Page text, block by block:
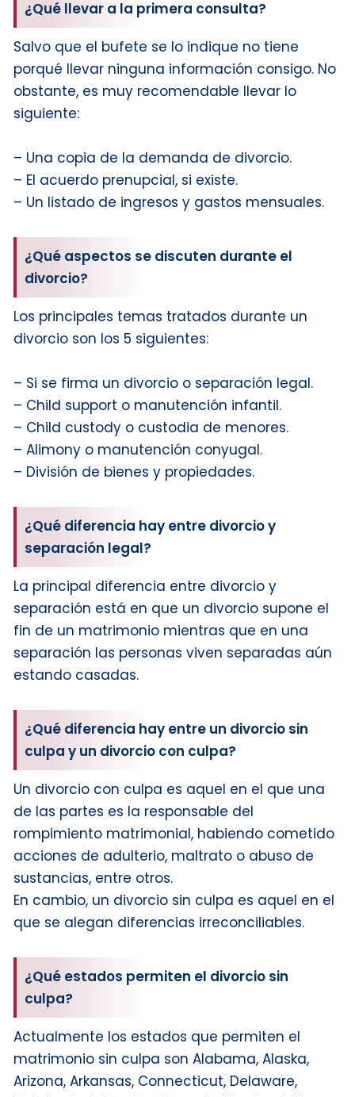
¿Qué llevar a la primera consulta?
Salvo que el bufete se lo indique no tiene
porqué llevar ninguna información consigo. No
obstante, es muy recomendable llevar lo
siguiente:
– Una copia de la demanda de divorcio.
– El acuerdo prenupcial, si existe.
– Un listado de ingresos y gastos mensuales.
¿Qué aspectos se discuten durante el
divorcio?
Los principales temas tratados durante un
divorcio son los 5 siguientes:
– Si se firma un divorcio o separación legal.
– Child support o manutención infantil.
– Child custody o custodia de menores.
– Alimony o manutención conyugal.
– División de bienes y propiedades.
¿Qué diferencia hay entre divorcio y
separación legal?
La principal diferencia entre divorcio y
separación está en que un divorcio supone el
fin de un matrimonio mientras que en una
separación las personas viven separadas aún
estando casadas.
¿Qué diferencia hay entre un divorcio sin
culpa y un divorcio con culpa?
Un divorcio con culpa es aquel en el que una
de las partes es la responsable del
rompimiento matrimonial, habiendo cometido
acciones de adulterio, maltrato o abuso de
sustancias, entre otros.
En cambio, un divorcio sin culpa es aquel en el
que se alegan diferencias irreconciliables.
¿Qué estados permiten el divorcio sin
culpa?
Actualmente los estados que permiten el
matrimonio sin culpa son Alabama, Alaska,
Arizona, Arkansas, Connecticut, Delaware,